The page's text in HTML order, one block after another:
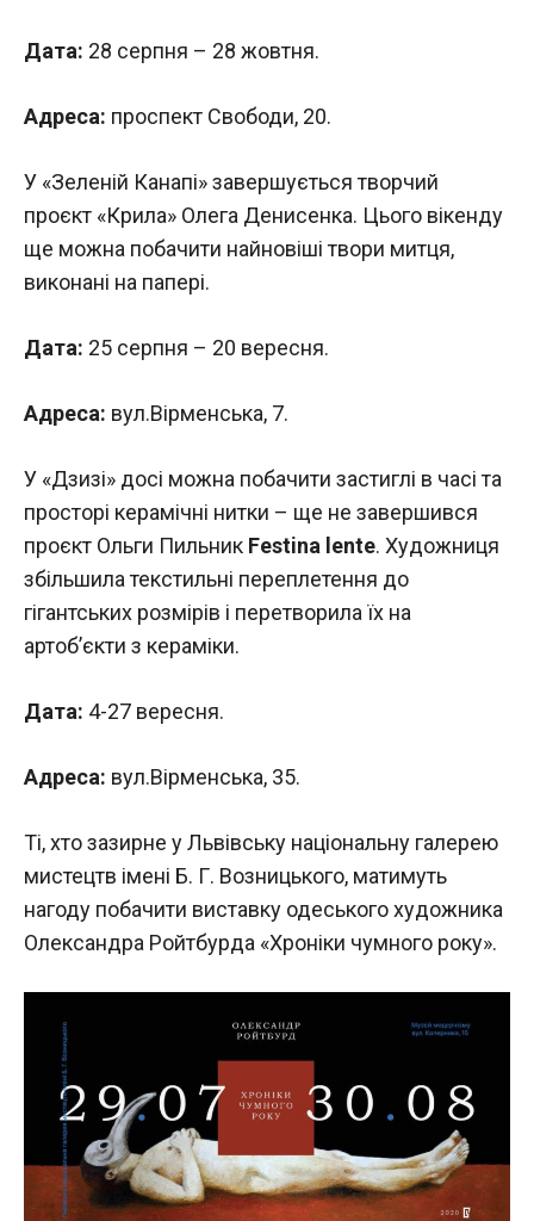
Дата: 28 серпня – 28 жовтня.
Адреса: проспект Свободи, 20.
У «Зеленій Канапі» завершується творчий
проєкт «Крила» Олега Денисенка. Цього вікенду
ще можна побачити найновіші твори митця,
виконані на папері.
Дата: 25 серпня – 20 вересня.
Адреса: вул.Вірменська, 7.
У «Дзизі» досі можна побачити застиглі в часі та
просторі керамічні нитки – ще не завершився
проєкт Ольги Пильник Festina lente. Художниця
збільшила текстильні переплетення до
гігантських розмірів і перетворила їх на
артоб’єкти з кераміки.
Дата: 4-27 вересня.
Адреса: вул.Вірменська, 35.
Ті, хто зазирне у Львівську національну галерею
мистецтв імені Б. Г. Возницького, матимуть
нагоду побачити виставку одеського художника
Олександра Ройтбурда «Хроніки чумного року».